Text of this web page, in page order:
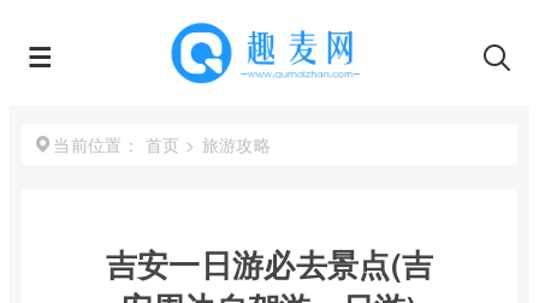
当前位置： 首页 > 旅游攻略
吉安一日游必去景点(吉